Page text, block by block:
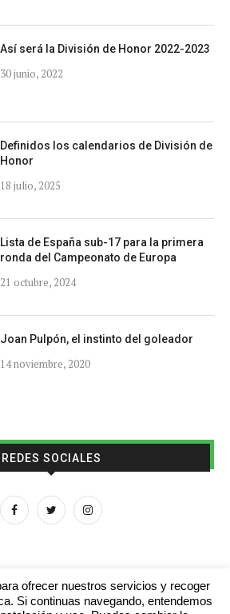
Así será la División de Honor 2022-2023
30 junio, 2022
Definidos los calendarios de División de
Honor
18 julio, 2025
Lista de España sub-17 para la primera
ronda del Campeonato de Europa
21 octubre, 2024
Joan Pulpón, el instinto del goleador
14 noviembre, 2020
REDES SOCIALES
ofrecer nuestros servicios y recoger
Si continuas navegando, entendemos